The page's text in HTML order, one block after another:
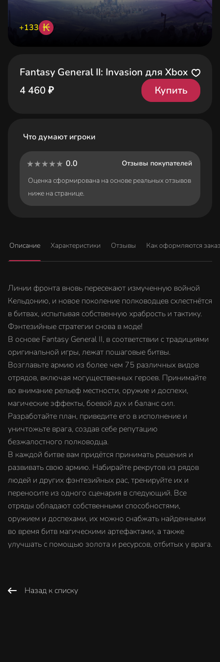
+133 ₭
Fantasy General II: Invasion для Xbox
4 460 ₽
Купить
Что думают игроки
0.0
Отзывы покупателей
Оценка сформирована на основе реальных отзывов
ниже на странице.
Описание Характеристики Отзывы Как оформляются
Линии фронта вновь пересекают измученную войной
Кельдонию, и новое поколение полководцев схлестнётся
в битвах, испытывая собственную храбрость и тактику.
Фэнтезийные стратегии снова в моде!
В основе Fantasy General II, в соответствии с традициями
оригинальной игры, лежат пошаговые битвы.
Возглавьте армию из более чем 75 различных видов
отрядов, включая могущественных героев. Принимайте
во внимание рельеф местности, оружие и доспехи,
магические эффекты, боевой дух и баланс сил.
Разработайте план, приведите его в исполнение и
уничтожьте врага, создав себе репутацию
безжалостного полководца.
В каждой битве вам придётся принимать решения и
развивать свою армию. Набирайте рекрутов из рядов
людей и других фэнтезийных рас, тренируйте их и
переносите из одного сценария в следующий. Все
отряды обладают собственными способностями,
оружием и доспехами, их можно снабжать найденными
во время битв магическими артефактами, а также
улучшать с помощью золота и ресурсов, отбитых у врага.
Назад к списку